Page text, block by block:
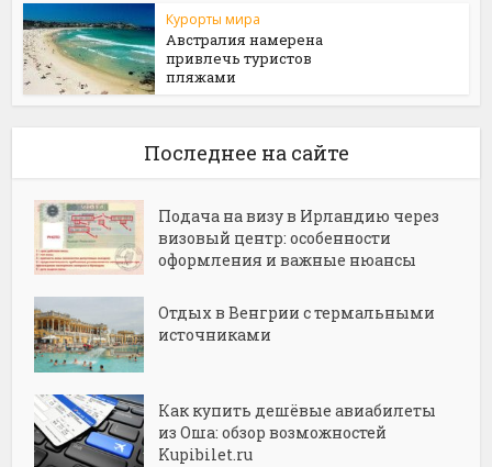
Курорты мира
Австралия намерена
привлечь туристов
пляжами
Последнее на сайте
Подача на визу в Ирландию через
визовый центр: особенности
оформления и важные нюансы
Отдых в Венгрии с термальными
источниками
Как купить дешёвые авиабилеты
из Оша: обзор возможностей
Kupibilet.ru